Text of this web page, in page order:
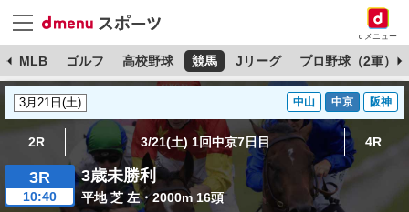
dメニュー
MLB ゴルフ 高校野球 競馬 Jリーグ プロ野球（2軍）
中山 中京 阪神
2R 3/21(土) 1回中京7日目 4R
3R
10:40
3歳未勝利
平地 芝 左・2000m 16頭